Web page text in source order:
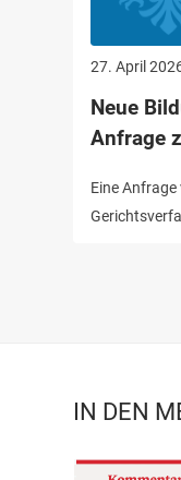
27. April
Neue
Anfrage
Eine
IN DEN